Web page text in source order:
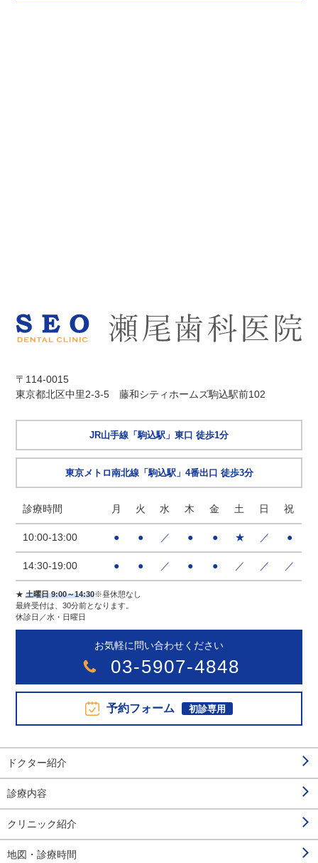
〒114-0015
東京都北区中里2-3-5 藤和シティホームズ駒込駅前102
JR山手線「駒込駅」東口 徒歩1分
東京メトロ南北線「駒込駅」4番出口 徒歩3分
診療時間 月 火 水 木 金 土 日 祝
10:00-13:00 ● ● ／ ● ● ★ ／ ●
14:30-19:00 ● ● ／ ● ● ／ ／ ／
★土曜日 9:00～14:30※昼休憩なし
最終受付は、30分前となります。
休診日／水・日曜日
お気軽に問い合わせください
03-5907-4848
予約フォーム 初診専用
ドクター紹介
診療内容
クリニック紹介
地図・診療時間